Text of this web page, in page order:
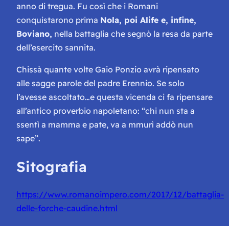
anno di tregua. Fu così che i Romani
conquistarono prima Nola, poi Alife e, infine,
Boviano, nella battaglia che segnò la resa da parte
dell’esercito sannita.
Chissà quante volte Gaio Ponzio avrà ripensato
alle sagge parole del padre Erennio. Se solo
l’avesse ascoltato…e questa vicenda ci fa ripensare
all’antico proverbio napoletano: “chi nun sta a
ssentì a mamma e pate, va a mmurì addò nun
sape”.
Sitografia
https://www.romanoimpero.com/2017/12/battaglia-
delle-forche-caudine.html